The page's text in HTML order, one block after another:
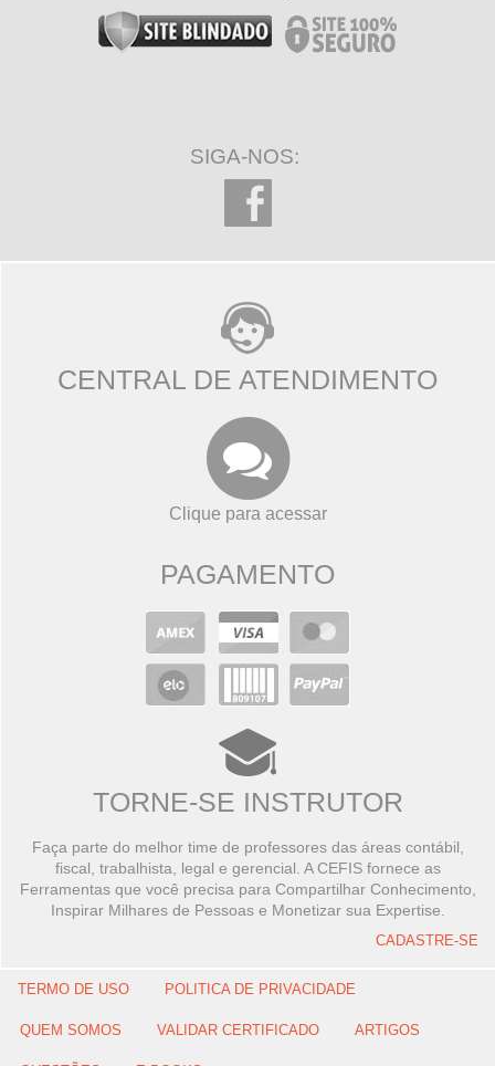
SIGA-NOS:
CENTRAL DE ATENDIMENTO
Clique para acessar
PAGAMENTO
TORNE-SE INSTRUTOR
Faça parte do melhor time de professores das áreas contábil,
fiscal, trabalhista, legal e gerencial. A CEFIS fornece as
Ferramentas que você precisa para Compartilhar Conhecimento,
Inspirar Milhares de Pessoas e Monetizar sua Expertise.
CADASTRE-SE
TERMO DE USO POLITICA DE PRIVACIDADE
QUEM SOMOS VALIDAR CERTIFICADO ARTIGOS